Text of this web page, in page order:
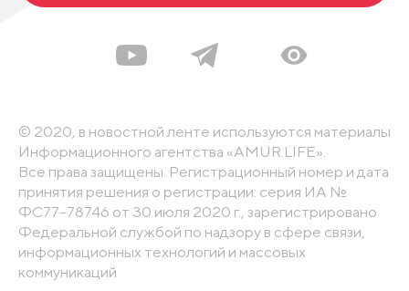
© 2020, в новостной ленте используются материалы
Информационного агентства «AMUR.LIFE».
Все права защищены. Регистрационный номер и дата
принятия решения о регистрации: серия ИА №
ФС77-78746 от 30 июля 2020 г., зарегистрировано
Федеральной службой по надзору в сфере связи,
информационных технологий и массовых
коммуникаций